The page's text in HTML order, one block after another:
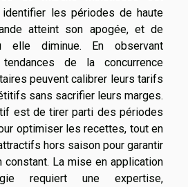
identifier les périodes de haute
atteint son apogée, et de
elle diminue. En observant
de la concurrence
peuvent calibrer leurs tarifs
sans sacrifier leurs marges.
est de tirer parti des périodes
optimiser les recettes, tout en
hors saison pour garantir
constant. La mise en application
requiert une expertise,